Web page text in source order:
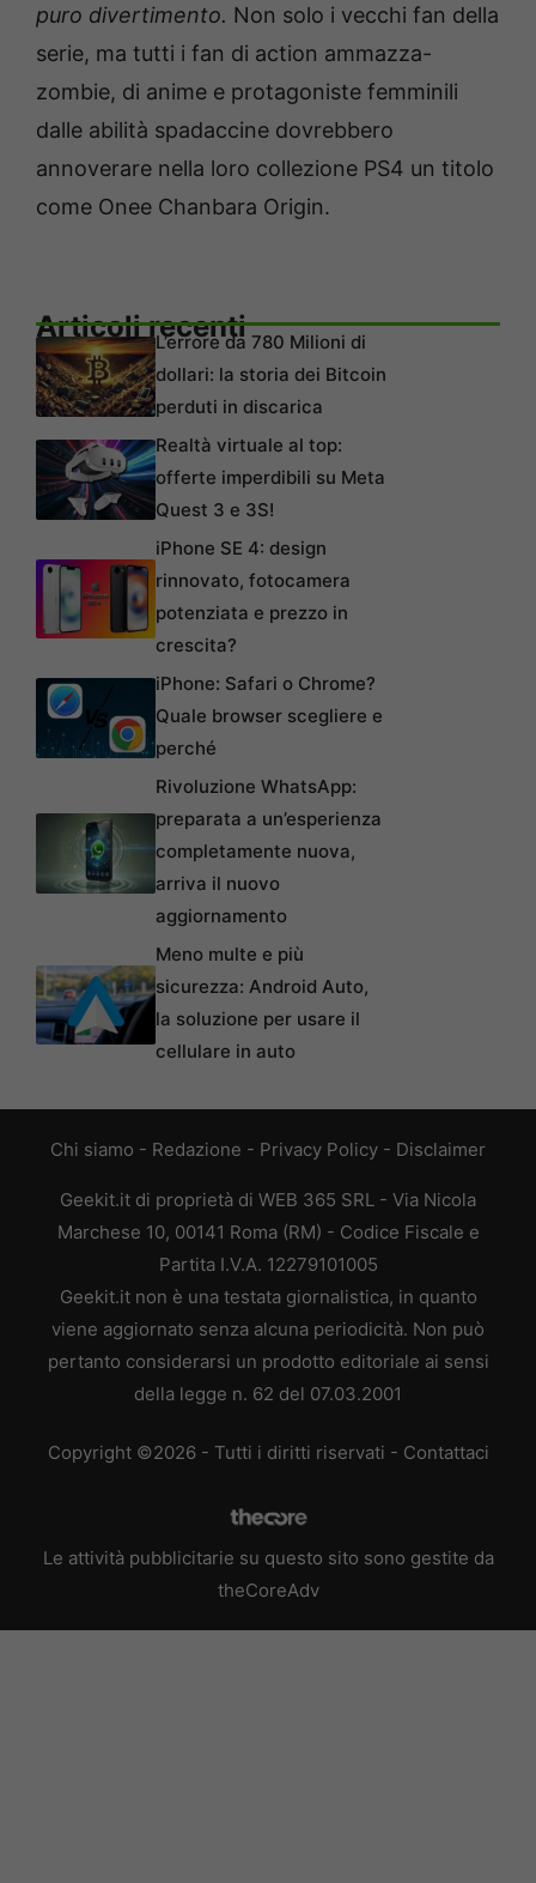
puro divertimento. Non solo i vecchi fan della
serie, ma tutti i fan di action ammazza-
zombie, di anime e protagoniste femminili
dalle abilità spadaccine dovrebbero
annoverare nella loro collezione PS4 un titolo
come Onee Chanbara Origin.
Articoli recentiL’errore da 780 Milioni di
dollari: la storia dei Bitcoin
perduti in discarica
Realtà virtuale al top:
offerte imperdibili su Meta
Quest 3 e 3S!
iPhone SE 4: design
rinnovato, fotocamera
potenziata e prezzo in
crescita?
iPhone: Safari o Chrome?
Quale browser scegliere e
perché
Rivoluzione WhatsApp:
preparata a un’esperienza
completamente nuova,
arriva il nuovo
aggiornamento
Meno multe e più
sicurezza: Android Auto,
la soluzione per usare il
cellulare in auto
Chi siamo - Redazione - Privacy Policy - Disclaimer
Geekit.it di proprietà di WEB 365 SRL - Via Nicola
Marchese 10, 00141 Roma (RM) - Codice Fiscale e
Partita I.V.A. 12279101005
Geekit.it non è una testata giornalistica, in quanto
viene aggiornato senza alcuna periodicità. Non può
pertanto considerarsi un prodotto editoriale ai sensi
della legge n. 62 del 07.03.2001
Copyright ©2026 - Tutti i diritti riservati - Contattaci
Le attività pubblicitarie su questo sito sono gestite da
theCoreAdv